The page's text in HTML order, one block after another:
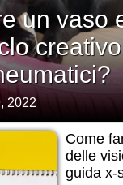
un vaso
2022
Come
delle
guida x-